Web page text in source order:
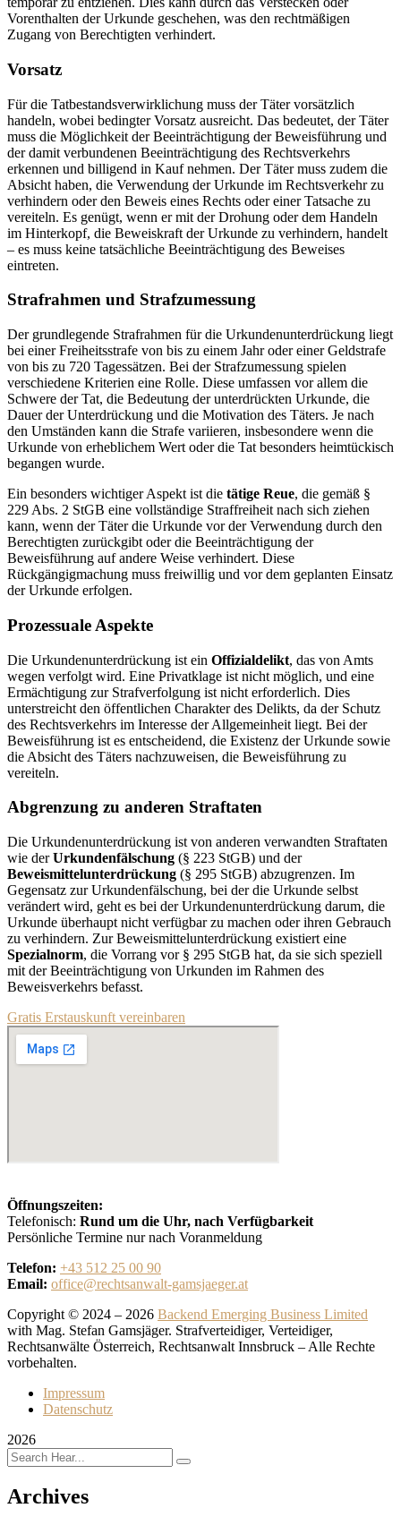
Vorenthalten der Urkunde geschehen, was den rechtmäßigen
Zugang von Berechtigten verhindert.
Vorsatz
Für die Tatbestandsverwirklichung muss der Täter vorsätzlich
handeln, wobei bedingter Vorsatz ausreicht. Das bedeutet, der Täter
muss die Möglichkeit der Beeinträchtigung der Beweisführung und
der damit verbundenen Beeinträchtigung des Rechtsverkehrs
erkennen und billigend in Kauf nehmen. Der Täter muss zudem die
Absicht haben, die Verwendung der Urkunde im Rechtsverkehr zu
verhindern oder den Beweis eines Rechts oder einer Tatsache zu
vereiteln. Es genügt, wenn er mit der Drohung oder dem Handeln
im Hinterkopf, die Beweiskraft der Urkunde zu verhindern, handelt
– es muss keine tatsächliche Beeinträchtigung des Beweises
eintreten.
Strafrahmen und Strafzumessung
Der grundlegende Strafrahmen für die Urkundenunterdrückung liegt
bei einer Freiheitsstrafe von bis zu einem Jahr oder einer Geldstrafe
von bis zu 720 Tagessätzen. Bei der Strafzumessung spielen
verschiedene Kriterien eine Rolle. Diese umfassen vor allem die
Schwere der Tat, die Bedeutung der unterdrückten Urkunde, die
Dauer der Unterdrückung und die Motivation des Täters. Je nach
den Umständen kann die Strafe variieren, insbesondere wenn die
Urkunde von erheblichem Wert oder die Tat besonders heimtückisch
begangen wurde.
Ein besonders wichtiger Aspekt ist die tätige Reue, die gemäß §
229 Abs. 2 StGB eine vollständige Straffreiheit nach sich ziehen
kann, wenn der Täter die Urkunde vor der Verwendung durch den
Berechtigten zurückgibt oder die Beeinträchtigung der
Beweisführung auf andere Weise verhindert. Diese
Rückgängigmachung muss freiwillig und vor dem geplanten Einsatz
der Urkunde erfolgen.
Prozessuale Aspekte
Die Urkundenunterdrückung ist ein Offizialdelikt, das von Amts
wegen verfolgt wird. Eine Privatklage ist nicht möglich, und eine
Ermächtigung zur Strafverfolgung ist nicht erforderlich. Dies
unterstreicht den öffentlichen Charakter des Delikts, da der Schutz
des Rechtsverkehrs im Interesse der Allgemeinheit liegt. Bei der
Beweisführung ist es entscheidend, die Existenz der Urkunde sowie
die Absicht des Täters nachzuweisen, die Beweisführung zu
vereiteln.
Abgrenzung zu anderen Straftaten
Die Urkundenunterdrückung ist von anderen verwandten Straftaten
wie derUrkundenfälschung (§ 223 StGB) und der
Beweismittelunterdrückung (§ 295 StGB) abzugrenzen. Im
Gegensatz zur Urkundenfälschung, bei der die Urkunde selbst
verändert wird, geht es bei der Urkundenunterdrückung darum, die
Urkunde überhaupt nicht verfügbar zu machen oder ihren Gebrauch
zu verhindern. Zur Beweismittelunterdrückung existiert eine
Spezialnorm, die Vorrang vor § 295 StGB hat, da sie sich speziell
mit der Beeinträchtigung von Urkunden im Rahmen des
Beweisverkehrs befasst.
Gratis Erstauskunft vereinbaren
Öffnungszeiten:
Telefonisch: Rund um die Uhr, nach Verfügbarkeit
Persönliche Termine nur nach Voranmeldung
Telefon: +43 512 25 00 90
Email: office@rechtsanwalt-gamsjaeger.at
Copyright © 2024 – 2026 Backend Emerging Business Limited
with Mag. Stefan Gamsjäger. Strafverteidiger, Verteidiger,
Rechtsanwälte Österreich, Rechtsanwalt Innsbruck – Alle Rechte
vorbehalten.
Impressum
Datenschutz
2026
Archives